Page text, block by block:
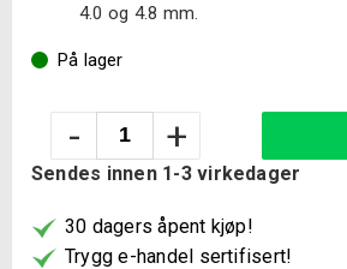
4.0 og 4.8 mm.
På lager
Nagletang
antall
- +
Sendes innen 1-3 virkedager
30 dagers åpent kjøp!
Trygg e-handel sertifisert!